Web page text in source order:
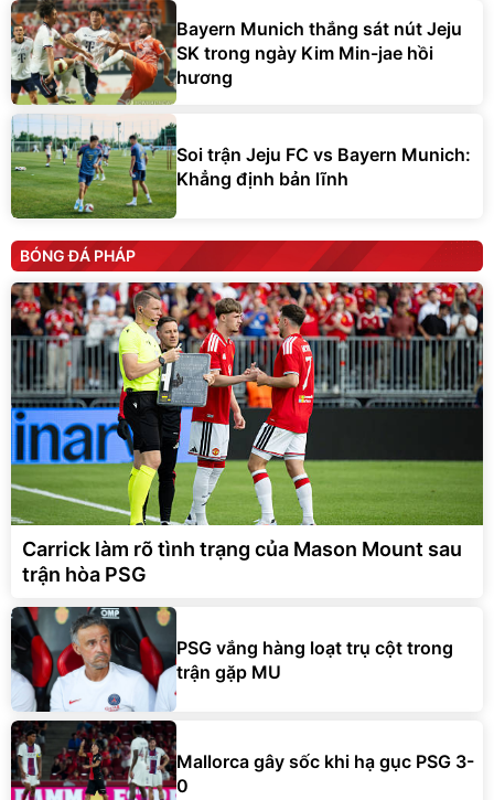
Bayern Munich thắng sát nút Jeju
SK trong ngày Kim Min-jae hồi
hương
Soi trận Jeju FC vs Bayern Munich:
Khẳng định bản lĩnh
BÓNG ĐÁ PHÁP
Carrick làm rõ tình trạng của Mason Mount sau
trận hòa PSG
PSG vắng hàng loạt trụ cột trong
trận gặp MU
Mallorca gây sốc khi hạ gục PSG 3-
0